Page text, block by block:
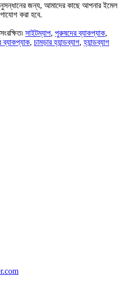
জন্য, আমাদের কাছে আপনার ইমেল
করা হবে.
সাইটম্যাপ, পুরুষদের ব্যাকপ্যাক,
ব্যাকপ্যাক, চামড়ার হ্যান্ডব্যাগ,হ্যান্ডব্যাগ